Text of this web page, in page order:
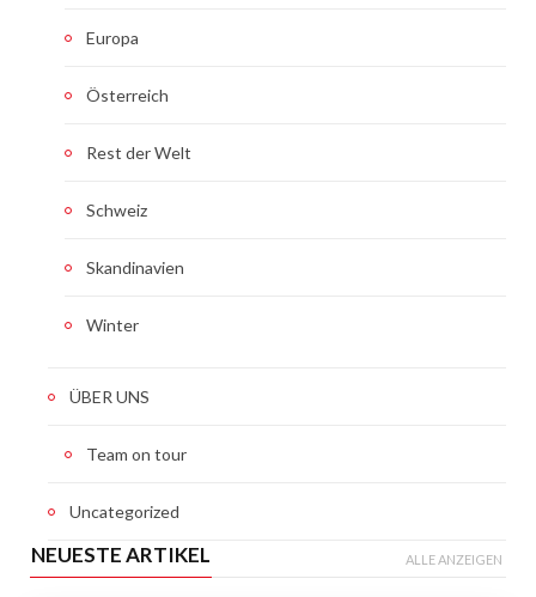
Europa
Österreich
Rest der Welt
Schweiz
Skandinavien
Winter
ÜBER UNS
Team on tour
Uncategorized
NEUESTE ARTIKEL ALLE ANZEIGEN